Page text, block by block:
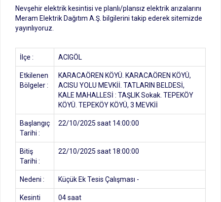
Nevşehir elektrik kesintisi ve planlı/plansız elektrik arızalarını
Meram Elektrik Dağıtım A.Ş. bilgilerini takip ederek sitemizde
yayınlıyoruz.
İlçe : ACIGÖL
Etkilenen
Bölgeler :
KARACAÖREN KÖYÜ. KARACAÖREN KÖYÜ,
ACISU YOLU MEVKİİ. TATLARIN BELDESİ,
KALE MAHALLESİ : TAŞLIK Sokak. TEPEKÖY
KÖYÜ. TEPEKÖY KÖYÜ, 3 MEVKİİ
Başlangıç
Tarihi :
22/10/2025 saat 14:00:00
Bitiş
Tarihi :
22/10/2025 saat 18:00:00
Nedeni : Küçük Ek Tesis Çalışması -
Kesinti
04 saat